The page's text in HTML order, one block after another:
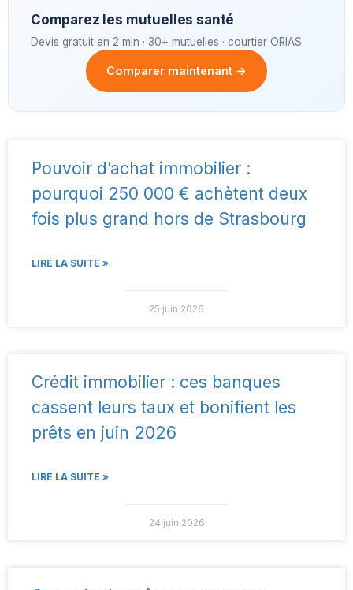
Comparez les mutuelles santé
Devis gratuit en 2 min · 30+ mutuelles · courtier ORIAS
Comparer maintenant →
Pouvoir d’achat immobilier :
pourquoi 250 000 € achètent deux
fois plus grand hors de Strasbourg
LIRE LA SUITE »
25 juin 2026
Crédit immobilier : ces banques
cassent leurs taux et bonifient les
prêts en juin 2026
LIRE LA SUITE »
24 juin 2026